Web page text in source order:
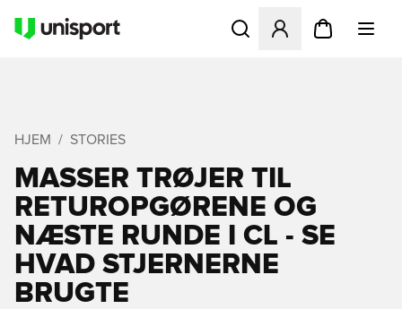
Åbner en Modal til at
HJEM STORIES
MASSER TRØJER TIL
RETUROPGØRENE OG
NÆSTE RUNDE I CL - SE
HVAD STJERNERNE
BRUGTE